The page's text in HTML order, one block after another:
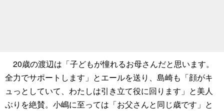
20歳の渡辺は「子どもが憧れるお母さんだと思います。
全力でサポートします」とエールを送り、島崎も「顔がキ
ュっとしていて、わたしは引き立て役に回ります」と美人
ぶりを絶賛。小嶋に至っては「お父さんと同じ歳です」と